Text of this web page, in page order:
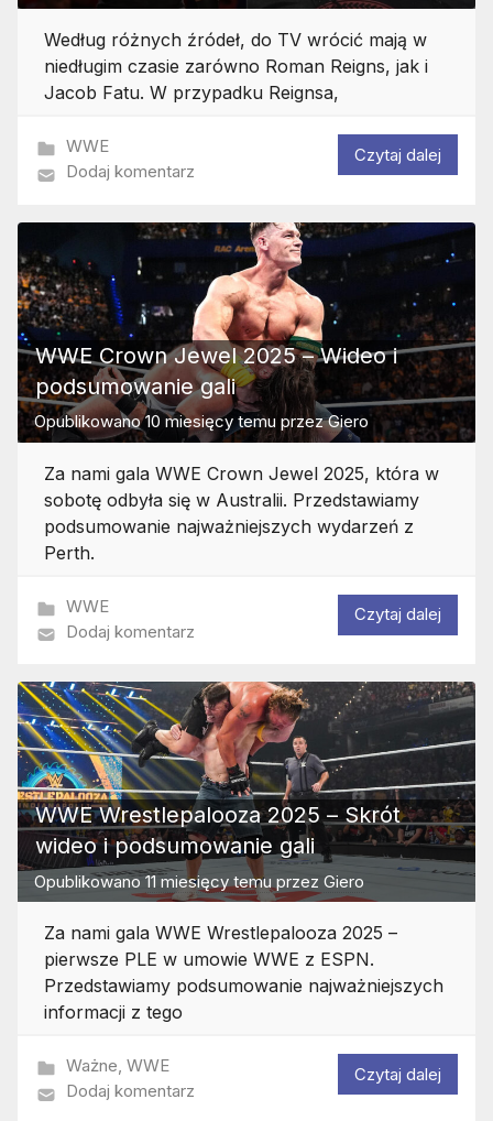
Awards
Według różnych źródeł, do TV wrócić mają w
niedługim czasie zarówno Roman Reigns, jak i
Jacob Fatu. W przypadku Reignsa,
WWE
Dodaj komentarz
Czytaj dalej
WWE Crown Jewel 2025 – Wideo i
podsumowanie gali
Opublikowano10 miesięcy temu przezGiero
Za nami gala WWE Crown Jewel 2025, która w
sobotę odbyła się w Australii. Przedstawiamy
podsumowanie najważniejszych wydarzeń z
Perth.
WWE
Dodaj komentarz
Czytaj dalej
WWE Wrestlepalooza 2025 – Skrót
wideo i podsumowanie gali
Opublikowano 11 miesięcy temu przez Giero
Za nami gala WWE Wrestlepalooza 2025 –
pierwsze PLE w umowie WWE z ESPN.
Przedstawiamy podsumowanie najważniejszych
informacji z tego
Ważne, WWE
Dodaj komentarz
Czytaj dalej